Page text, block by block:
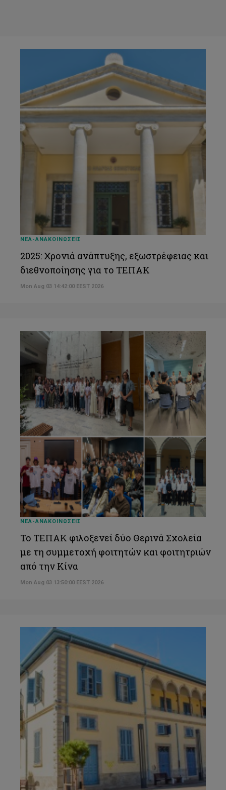
ΝΕΑ-ΑΝΑΚΟΙΝΩΣΕΙΣ
2025: Χρονιά ανάπτυξης, εξωστρέφειας και
διεθνοποίησης για το ΤΕΠΑΚ
Mon Aug 03 14:42:00 EEST 2026
ΝΕΑ-ΑΝΑΚΟΙΝΩΣΕΙΣ
Το ΤΕΠΑΚ φιλοξενεί δύο Θερινά Σχολεία
με τη συμμετοχή φοιτητών και φοιτητριών
από την Κίνα
Mon Aug 03 13:50:00 EEST 2026